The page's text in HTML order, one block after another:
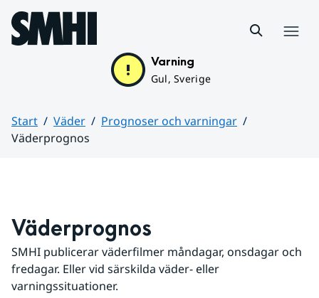
Hoppa till sidans innehåll
Varning
Gul, Sverige
Start Väder
Prognoser och varningar
Väderprognos
Väderprognos
SMHI publicerar väderfilmer måndagar, onsdagar och
fredagar. Eller vid särskilda väder- eller
varningssituationer.